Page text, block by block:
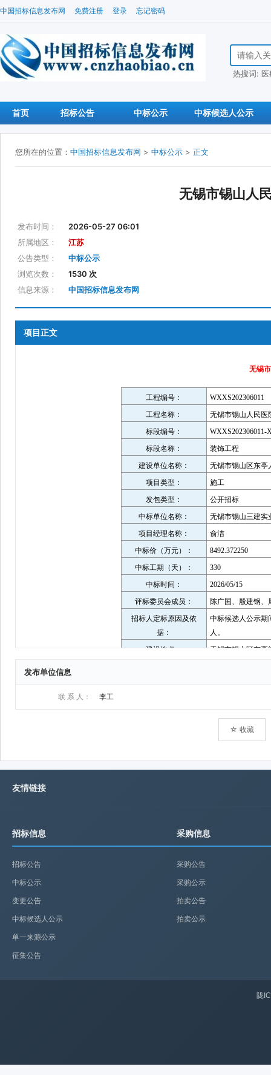
中国招标信息发布网 免费注册 登录 忘记密码
搜索招标信
热搜词:
首页 招标公告 中标公示 中标候选人公示
您所在的位置： 中国招标信息发布网 > 中标公示 > 正文
无锡市锡山人
发布时间：
2026-05-27 06:01
所属地区：
江苏
公告类型：
中标公示
浏览次数：
1530 次
信息来源：
中国招标信息发布网
项目正文
发布单位信息
联 系 人： 李工
☆ 收藏
友情链接
招标信息
招标公告
中标公示
变更公告
中标候选人公示
单一来源公示
征集公告
采购信息
采购公告
采购公示
拍卖公告
拍卖公示
陇